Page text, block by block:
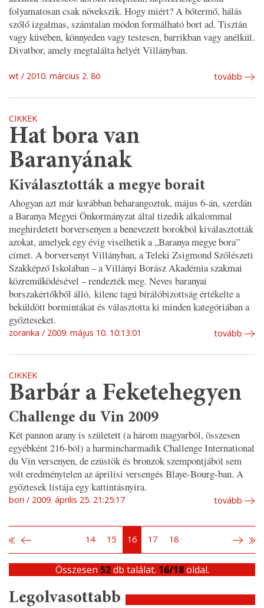
folyamatosan csak növekszik. Hogy miért? A bőtermő, hálás
szőlő izgalmas, számtalan módon formálható bort ad. Tisztán
vagy küvében, könnyeden vagy testesen, barrikban vagy anélkül.
Divatbor, amely megtalálta helyét Villányban.
wt 2010. március 2. 8ó tovább
CIKKEK
Hat bora van
Baranyának
Kiválasztották a megye borait
Ahogyan azt már korábban beharangoztuk, május 6-án, szerdán
a Baranya Megyei Önkormányzat által tizedik alkalommal
meghirdetett borversenyen a benevezett borokból kiválasztották
azokat, amelyek egy évig viselhetik a „Baranya megye bora”
címet. A borversenyt Villányban, a Teleki Zsigmond Szőlészeti
Szakképző Iskolában – a Villányi Borász Akadémia szakmai
közreműködésével – rendezték meg. Neves baranyai
borszakértőkből álló, kilenc tagú bírálóbizottság értékelte a
beküldött bormintákat és választotta ki minden kategóriában a
győzteseket.
zoranka 2009. május 10. 10:13:01 tovább
CIKKEK
Barbár a Feketehegyen
Challenge du Vin 2009
Két pannon arany is született (a három magyarból, összesen
egyébként 216-ból) a harmincharmadik Challenge International
du Vin versenyen, de ezüstök és bronzok szempontjából sem
volt eredménytelen az áprilisi versengés Blaye-Bourg-ban. A
győztesek listája egy kattintásnyira.
bori 2009. április 25. 21:25:17 tovább
14 15 16 17 18
Összesen 52db találat. 16/18oldal.
Legolvasottabb